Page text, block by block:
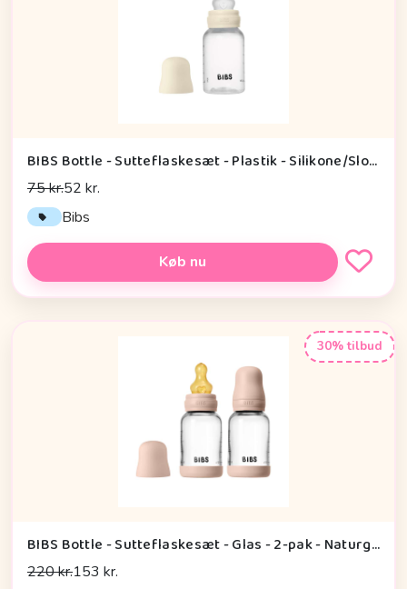
BIBS Bottle - Sutteflaskesæt - Plastik - Silikone/Slow Flow/Rund - 150ml - Ivory
75 kr.52 kr.
Bibs
Køb nu
30% tilbud
BIBS Bottle - Sutteflaskesæt - Glas - 2-pak - Naturgummi/Slow Flow/Rund - 120ml - Blush
220 kr.153 kr.